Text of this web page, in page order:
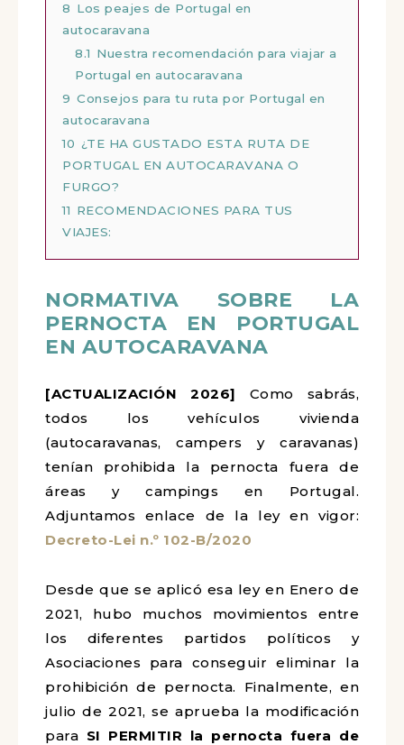
autocaravana
8 Los peajes de Portugal en
autocaravana
8.1 Nuestra recomendación para viajar
a Portugal en autocaravana
9 Consejos para tu ruta por Portugal en
autocaravana
10 ¿TE HA GUSTADO ESTA RUTA DE
PORTUGAL EN AUTOCARAVANA O
FURGO?
11 RECOMENDACIONES PARA TUS
VIAJES:
NORMATIVA SOBRE LA
PERNOCTA EN PORTUGAL
[ACTUALIZACIÓN 2026]Como sabrás,
todos los vehículos vivienda
(autocaravanas, campers y caravanas)
tenían prohibida la pernocta fuera de
áreas y campings en Portugal.
Adjuntamos enlace de la ley en vigor:
Desde que se aplicó esa ley en Enero
de 2021, hubo muchos movimientos
entre los diferentes partidos políticos y
Asociaciones para conseguir eliminar la
prohibición de pernocta. Finalmente, en
julio de 2021, se aprueba la